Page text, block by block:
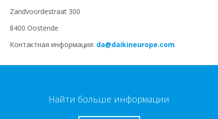
Zandvoordestraat 300
8400 Oostende
Контактная информация: da@daikineurope.com
Найти больше информации